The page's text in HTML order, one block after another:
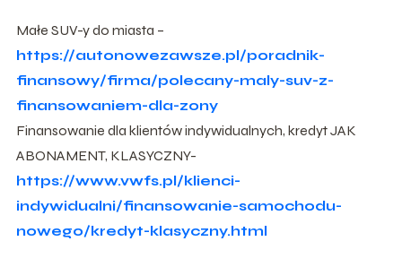
Małe SUV-y do miasta –
https://autonowezawsze.pl/poradnik-
finansowy/firma/polecany-maly-suv-z-
finansowaniem-dla-zony
Finansowanie dla klientów indywidualnych, kredyt JAK
ABONAMENT, KLASYCZNY-
https://www.vwfs.pl/klienci-
indywidualni/finansowanie-samochodu-
nowego/kredyt-klasyczny.html